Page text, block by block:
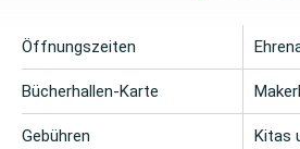
Öffnungszeiten
Bücherhallen-Karte
Gebühren Kitas